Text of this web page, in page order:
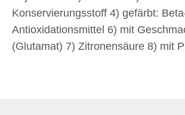
Konservierungsstoff 4) gefärbt:
Antioxidationsmittel 6) mit
(Glutamat) 7) Zitronensäure 8) mit